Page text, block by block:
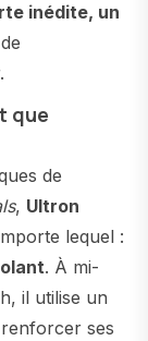
inédite, un
que
de
, Ultron
lequel :
. À mi-
il utilise un
ses